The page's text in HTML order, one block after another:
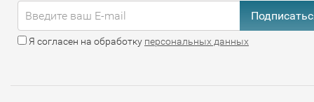
Я согласен на обработку персональных данных